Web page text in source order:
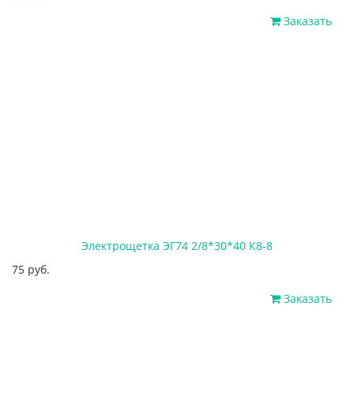
Заказать
Электрощетка ЭГ74 2/8*30*40 К8-8
75 руб.
Заказать